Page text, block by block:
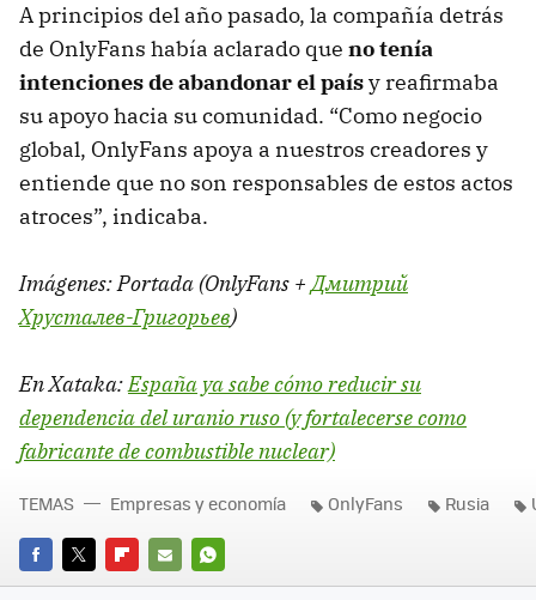
A principios del año pasado, la compañía detrás
de OnlyFans había aclarado que no tenía
intenciones de abandonar el paísy reafirmaba
su apoyo hacia su comunidad. “Como negocio
global, OnlyFans apoya a nuestros creadores y
entiende que no son responsables de estos actos
atroces”, indicaba.
Imágenes: Portada (OnlyFans +Дмитрий
Хрусталев-Григорьев)
En Xataka:España ya sabe cómo reducir su
dependencia del uranio ruso (y fortalecerse como
fabricante de combustible nuclear)
FACEBOOK
TWITTERFLIPBOARD
E-
WHATSAPP
TEMAS Empresas y economía OnlyFans Rusia